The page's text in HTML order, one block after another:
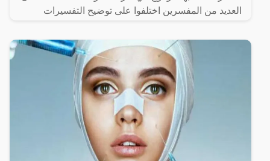
العديد من المفسرين اختلفوا على توضيح التفسيرات